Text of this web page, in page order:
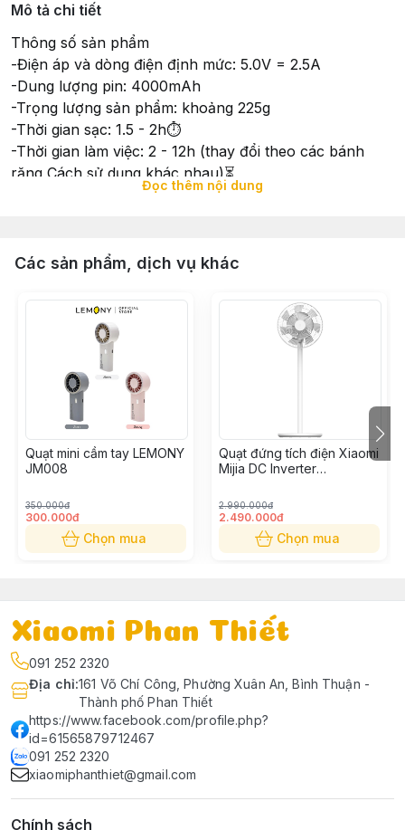
Mô tả chi tiết
Thông số sản phẩm
-Điện áp và dòng điện định mức: 5.0V = 2.5A
-Dung lượng pin: 4000mAh
-Trọng lượng sản phẩm: khoảng 225g
-Thời gian sạc: 1.5 - 2h⏱️
-Thời gian làm việc: 2 - 12h (thay đổi theo các bánh
răng Cách sử dụng khác nhau)⏳
-Kích thước sản phẩm: 580 × 620 × 160mm
-1 cáp sạc USB-A đến USB-C
-1 hướng dẫn sử dụng
Quạt Turbo di động: thiết yếu mùa hè của bạn
1. động cơ Turbo, luồng không khí mạnh
Được trang bị động cơ không chổi than Turbo 16000
vòng phút hiệu quả, Quạt cầm tay cao cấp, yên tĩnh
này tạo ra tiếng ồn dưới 25DB. Nhưng nó có thể tạo ra
luồng không khí mạnh lên đến 9 mét giây, đạt khoảng
cách 5 mét, làm mát bạn nhanh hơn gấp 3 lần trong
mùa hè nóng bức. Không khí mà nó giải phóng được
lọc, nén, mát như điều hòa không khí.
2. Điều chỉnh tốc độ vô cấp 100 cấp
Nhận tốc độ gió tùy biến 100. Hai nút để dễ dàng thay
Đọc thêm nội dung
Các sản phẩm, dịch vụ khác
Quạt mini cầm tay LEMONY
JM008
350.000đ
300.000đ
Chọn mua
Quạt đứng tích điện Xiaomi
Mijia DC Inverter
2.990.000đ
2.490.000đ
Chọn mua
Xiaomi Phan Thiết
091 252 2320
Địa chỉ:161 Võ Chí Công, Phường Xuân An, Bình Thuận -
Thành phố Phan Thiết
https://www.facebook.com/profile.php?
id=61565879712467
091 252 2320
xiaomiphanthiet@gmail.com
Chính sách